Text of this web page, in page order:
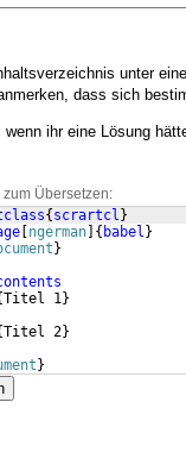
unter
dass sich
ihr eine Lösung
Übersetzen:
{ scrartcl }
ngerman { babel }
}
Titel 1}
Titel 2}
}